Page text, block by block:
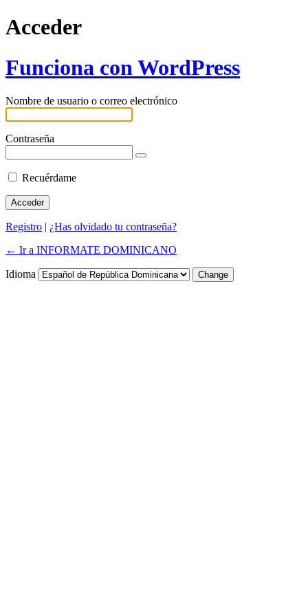
Acceder
Funciona con WordPress
Nombre de usuario o correo electrónico
Contraseña
Recuérdame
Registro | ¿Has olvidado tu contraseña?
← Ir a INFORMATE DOMINICANO
Idioma